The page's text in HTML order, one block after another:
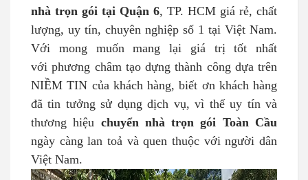
nhà trọn gói tại Quận 6, TP. HCM giá rẻ, chất
lượng, uy tín, chuyên nghiệp số 1 tại Việt Nam.
Với mong muốn mang lại giá trị tốt nhất
với phương châm tạo dựng thành công dựa trên
NIỀM TIN của khách hàng, biết ơn khách hàng
đã tin tưởng sử dụng dịch vụ, vì thế uy tín và
thương hiệu chuyển nhà trọn gói Toàn Cầu
ngày càng lan toả và quen thuộc với người dân
Việt Nam.